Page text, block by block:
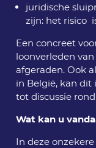
juridische
zijn: het risico
Een concreet
loonverleden
afgeraden. Ook
in België, kan dit
tot discussie
Wat kan u
In deze